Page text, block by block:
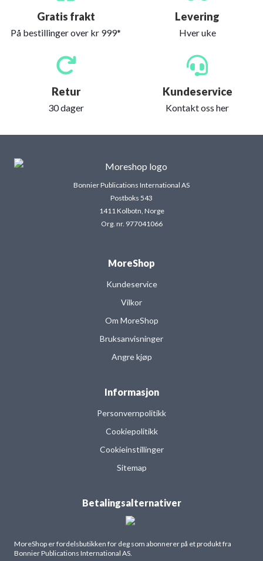
Gratis frakt
På bestillinger over kr 999*
Levering
Hver uke
Retur
30 dager
Kundeservice
Kontakt oss her
Bonnier Publications International AS
Postboks 543
1411 Kolbotn, Norge
Org. nr. 977041066
MoreShop
Kundeservice
Vilkor
Om MoreShop
Bruksanvisninger
Angre kjøp
Informasjon
Personvernpolitikk
Cookiepolitikk
Cookieinstillinger
Sitemap
Betalingsalternativer
MoreShop er fordelsbutikken for deg som abonnerer på et produkt fra
Bonnier Publications International AS.